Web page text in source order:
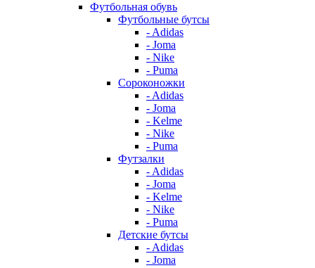
Футбольная обувь
Футбольные бутсы
- Adidas
- Joma
- Nike
- Puma
Сороконожки
- Adidas
- Joma
- Kelme
- Nike
- Puma
Футзалки
- Adidas
- Joma
- Kelme
- Nike
- Puma
Детские бутсы
- Adidas
- Joma